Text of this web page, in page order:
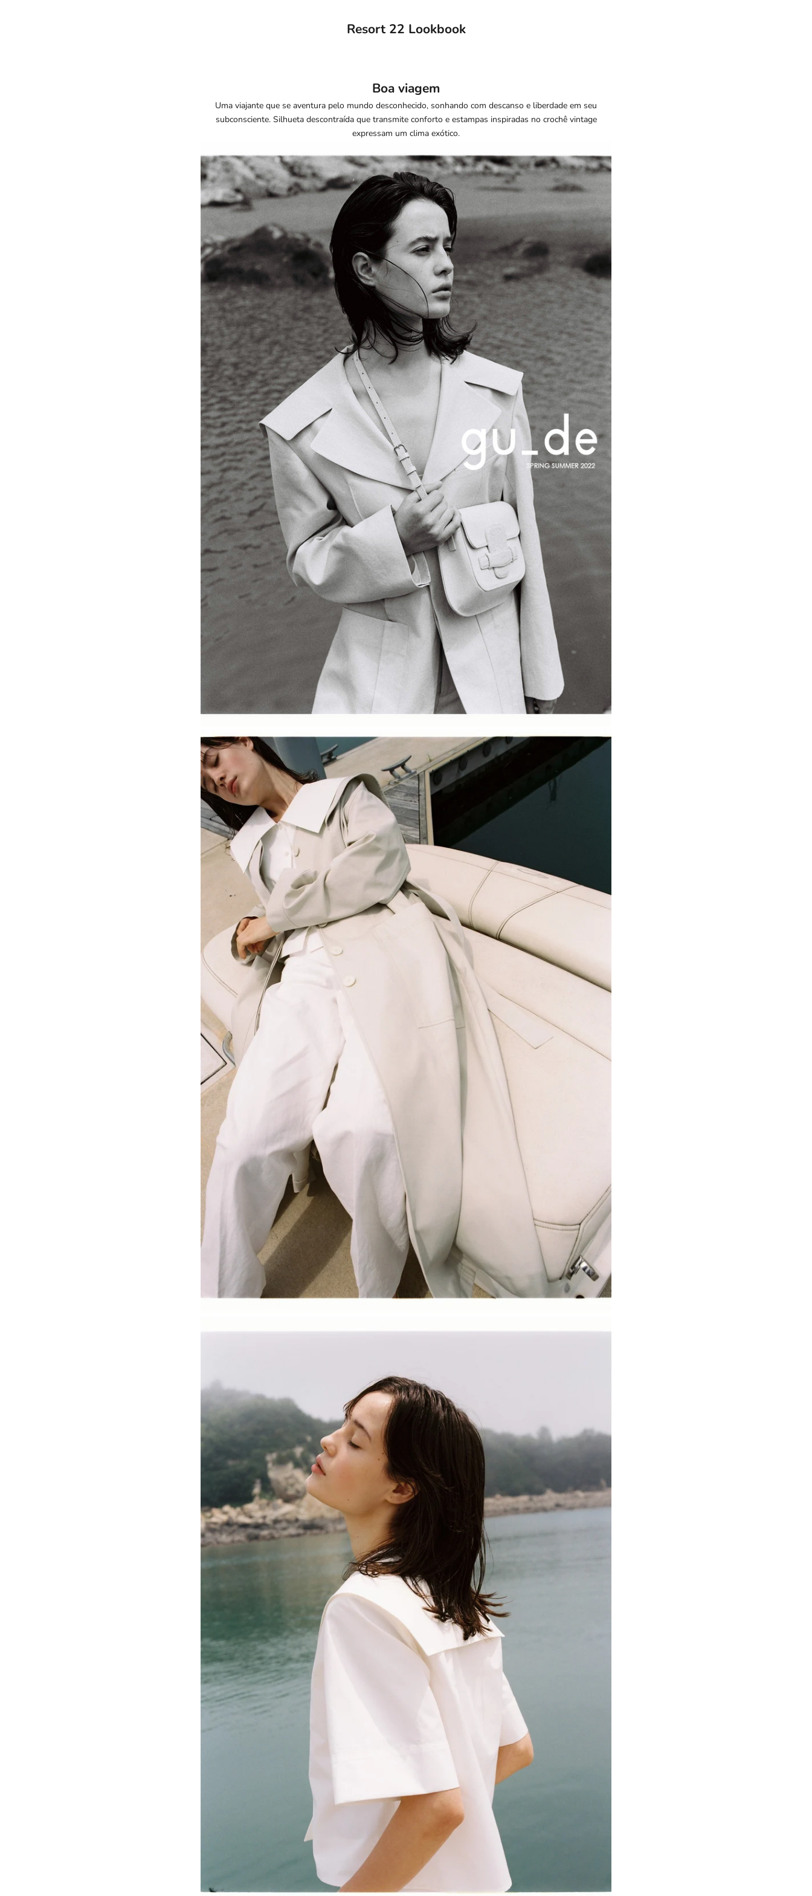
Resort 22 Lookbook
Boa viagem
Uma viajante que se aventura pelo mundo desconhecido, sonhando com descanso e liberdade em seu
subconsciente. Silhueta descontraída que transmite conforto e estampas inspiradas no crochê vintage
expressam um clima exótico.